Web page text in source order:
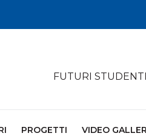
FUTURI STUDENTI
PROGETTI VIDEO